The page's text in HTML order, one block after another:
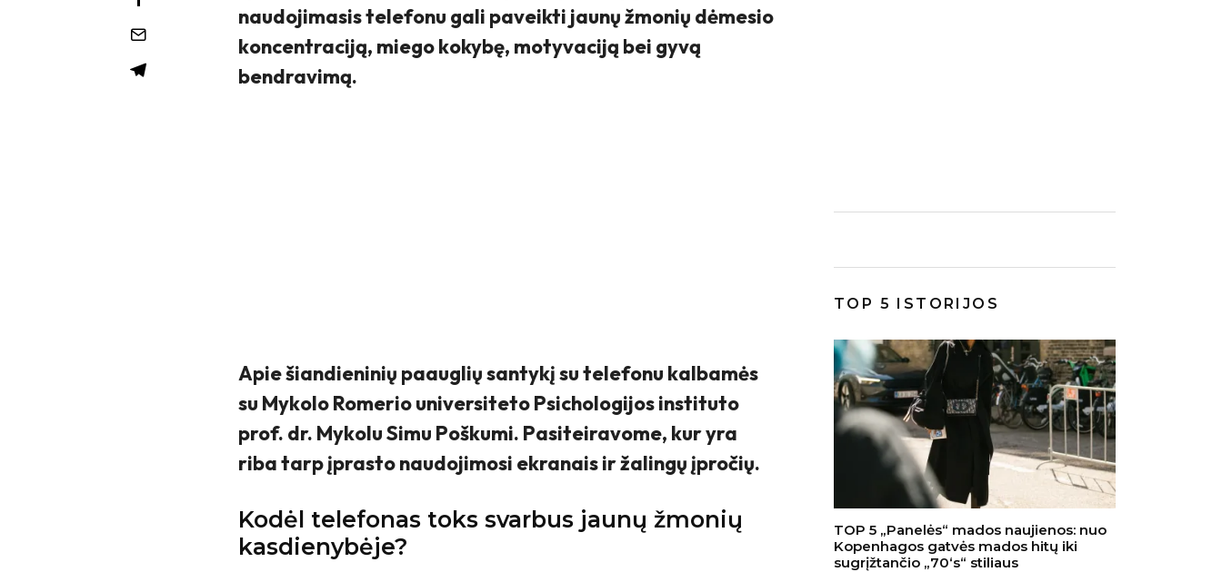
naudojimasis telefonu gali paveikti jaunų žmonių dėmesio
koncentraciją, miego kokybę, motyvaciją bei gyvą
bendravimą.
Apie šiandieninių paauglių santykį su telefonu kalbamės
su Mykolo Romerio universiteto Psichologijos instituto
prof. dr. Mykolu Simu Poškumi. Pasiteiravome, kur yra
riba tarp įprasto naudojimosi ekranais ir žalingų įpročių.
Kodėl telefonas toks svarbus jaunų žmonių
kasdienybėje?
TOP 5 ISTORIJOS
TOP 5 „Panelės“ mados naujienos: nuo
Kopenhagos gatvės mados hitų iki
sugrįžtančio „70‘s“ stiliaus